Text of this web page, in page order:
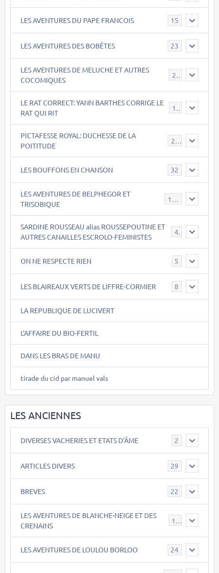
LES AVENTURES DU PAPE FRANCOIS 15
LES AVENTURES DES BOBÊTES 23
LES AVENTURES DE MELUCHE ET AUTRES
COCOMIQUES
22
LE RAT CORRECT: YANN BARTHES CORRIGE LE
RAT QUI RIT
15
PICTAFESSE ROYAL: DUCHESSE DE LA
POITITUDE
23
LES BOUFFONS EN CHANSON 32
LES AVENTURES DE BELPHEGOR ET
TRISOBIQUE
147
SARDINE ROUSSEAU alias ROUSSEPOUTINE ET
AUTRES CANAILLES ESCROLO-FEMINISTES
40
ON NE RESPECTE RIEN 5
LES BLAIREAUX VERTS DE LIFFRE-CORMIER 8
LA REPUBLIQUE DE LUCIVERT
L'AFFAIRE DU BIO-FERTIL
DANS LES BRAS DE MANU
tirade du cid par manuel vals
LES ANCIENNES
DIVERSES VACHERIES ET ETATS D'ÂME 2
ARTICLES DIVERS 29
BREVES 22
LES AVENTURES DE BLANCHE-NEIGE ET DES
CRENAINS
17
LES AVENTURES DE LOULOU BORLOO 24